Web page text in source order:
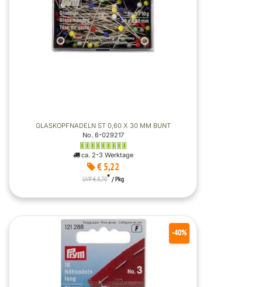
GLASKOPFNADELN ST 0,60 X 30 MM BUNT
No. 6-029217
ca. 2-3 Werktage
€ 5,22
UVP € 8,70* / Pkg
-40%